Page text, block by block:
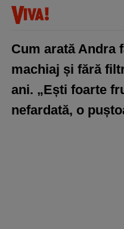
Cum arată Andra
machiaj și fără
ani. „Ești foarte
nefardată, o